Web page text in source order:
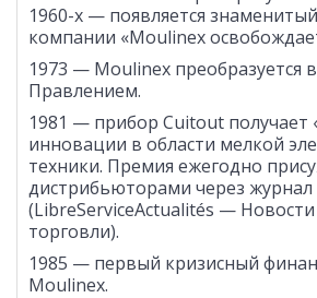
1960-х — появляется
компании «Moulinex
1973 — Moulinex преобразуется
Правлением.
1981 — прибор Cuitout получает
инновации в области мелкой
техники. Премия ежегодно
дистрибьюторами через журнал
(LibreServiceActualités —
торговли).
1985 — первый кризисный
Moulinex.